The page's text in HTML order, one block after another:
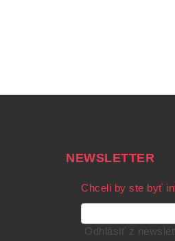
NEWSLETTER
Chceli by ste byť
Odhlásiť z